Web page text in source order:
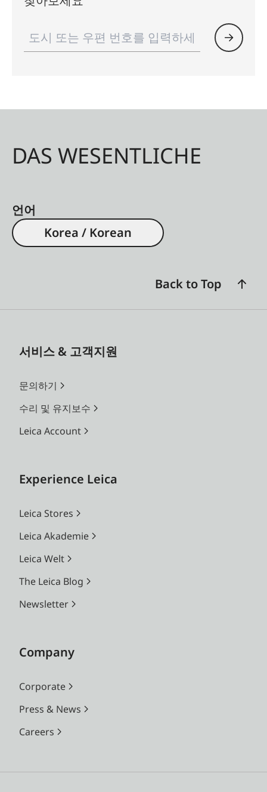
DAS WESENTLICHE
언어
Korea / Korean
Back to Top
서비스 & 고객지원
문의하기
수리 및 유지보수
Leica Account
Experience Leica
Leica Stores
Leica Akademie
Leica Welt
The Leica Blog
Newsletter
Company
Corporate
Press & News
Careers